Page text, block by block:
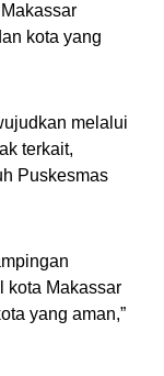
kota yang
melalui
terkait,
Puskesmas
kota Makassar
yang aman,”